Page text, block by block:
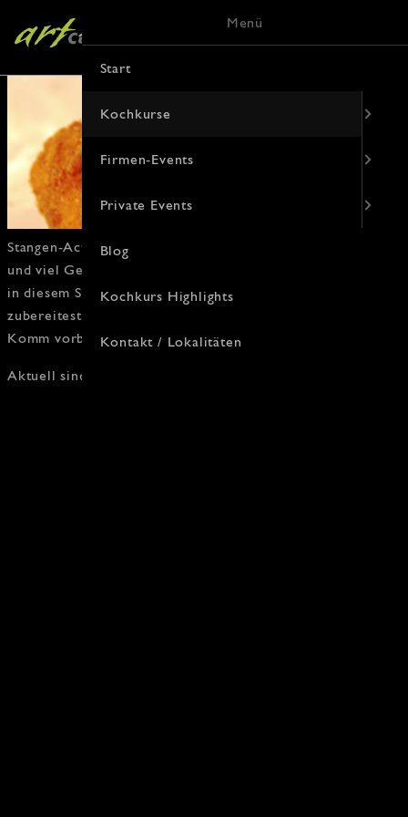
Stangen-Action deluxe! Mit Profi-Tipps, witzigen Tricks
und viel Genuss wird jeder Teller zum kleinen Fest. Lerne
in diesem Spargel Kochkurs, wie du Spargel perfekt
zubereitest – vom Schälen bis zur eleganten Präsentation.
Komm vorbei und entdecke den Frühling auf dem Teller!
Aktuell sind keine Termine vorhanden.
Menü
Start
Kochkurse
Firmen-Events
Private Events
Blog
Kochkurs Highlights
Kontakt / Lokalitäten